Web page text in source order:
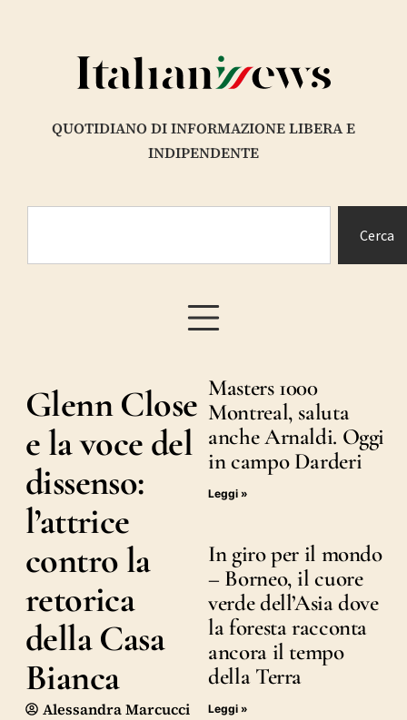
QUOTIDIANO DI INFORMAZIONE LIBERA E
INDIPENDENTE
Cerca
Glenn Close
e la voce del
dissenso:
l’attrice
contro la
retorica
della Casa
Bianca
Alessandra Marcucci
Masters 1000
Montreal, saluta
anche Arnaldi. Oggi
in campo Darderi
Leggi »
In giro per il mondo
– Borneo, il cuore
verde dell’Asia dove
la foresta racconta
ancora il tempo
della Terra
Leggi »